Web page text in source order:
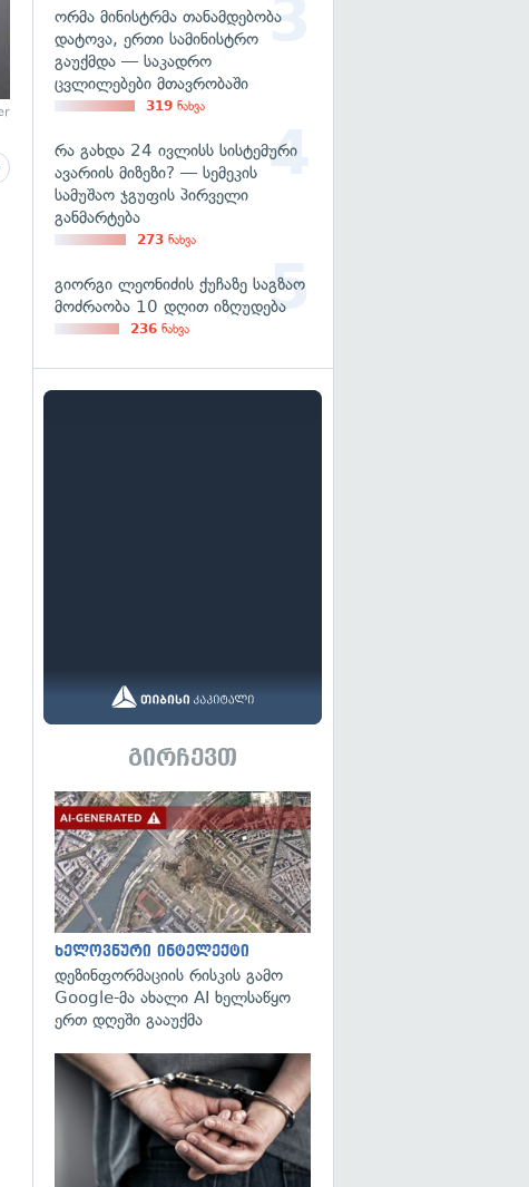
ორმა მინისტრმა თანამდებობა
დატოვა, ერთი სამინისტრო
გაუქმდა — საკადრო
ცვლილებები მთავრობაში
319 ნახვა
რა გახდა 24 ივლისს სისტემური
ავარიის მიზეზი? — სემეკის
სამუშაო ჯგუფის პირველი
განმარტება
273 ნახვა
გიორგი ლეონიძის ქუჩაზე საგზაო
მოძრაობა 10 დღით იზღუდება
236 ნახვა
გირჩევთ
ხელოვნური ინტელექტი
დეზინფორმაციის რისკის გამო
Google-მა ახალი AI ხელსაწყო
ერთ დღეში გააუქმა